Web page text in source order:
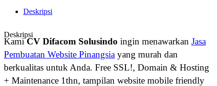
Deskripsi
Deskripsi
KamiCV Difacom Solusindo ingin menawarkan Jasa
Pembuatan Website Pinangsia yang murah dan
berkualitas untuk Anda. Free SSL!, Domain & Hosting
+ Maintenance 1thn, tampilan website mobile friendly